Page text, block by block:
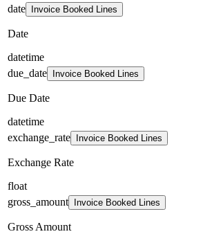
date
Invoice Booked Lines
Date
datetime
due_date
Invoice Booked Lines
Due Date
datetime
exchange_rate
Invoice Booked Lines
Exchange Rate
float
gross_amount
Invoice Booked Lines
Gross Amount